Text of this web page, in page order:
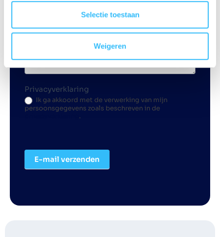
Selectie toestaan
Weigeren
Privacyverklaring
Ik ga akkoord met de verwerking van mijn
persoonsgegevens zoals beschreven in de
.
E-mail verzenden